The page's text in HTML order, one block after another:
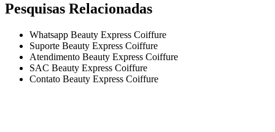
Pesquisas Relacionadas
Whatsapp Beauty Express Coiffure
Suporte Beauty Express Coiffure
Atendimento Beauty Express Coiffure
SAC Beauty Express Coiffure
Contato Beauty Express Coiffure